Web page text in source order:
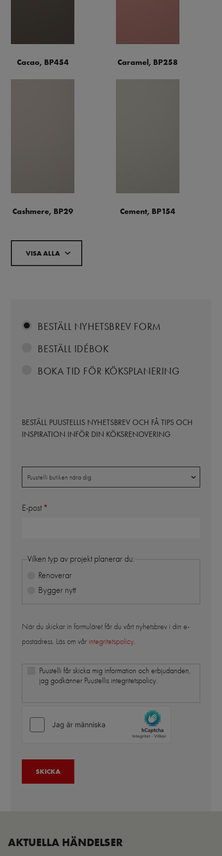
Cacao, BP454 Caramel, BP258
Cashmere, BP29 Cement, BP154
VISA ALLA
BESTÄLL NYHETSBREV FORM
BESTÄLL IDÉBOK
BOKA TID FÖR KÖKSPLANERING
BESTÄLL PUUSTELLIS NYHETSBREV OCH FÅ TIPS OCH
INSPIRATION INFÖR DIN KÖKSRENOVERING
Puustelli butiken nära dig
E-post
Vilken typ av projekt planerar du:
Renoverar
Bygger nytt
När du skickar in formuläret får du vårt nyhetsbrev i din e-
postadress. Läs om vår integritetspolicy
Puustelli får skicka mig information och erbjudanden,
jag godkänner Puustellis integritetspolicy.
AKTUELLA HÄNDELSER